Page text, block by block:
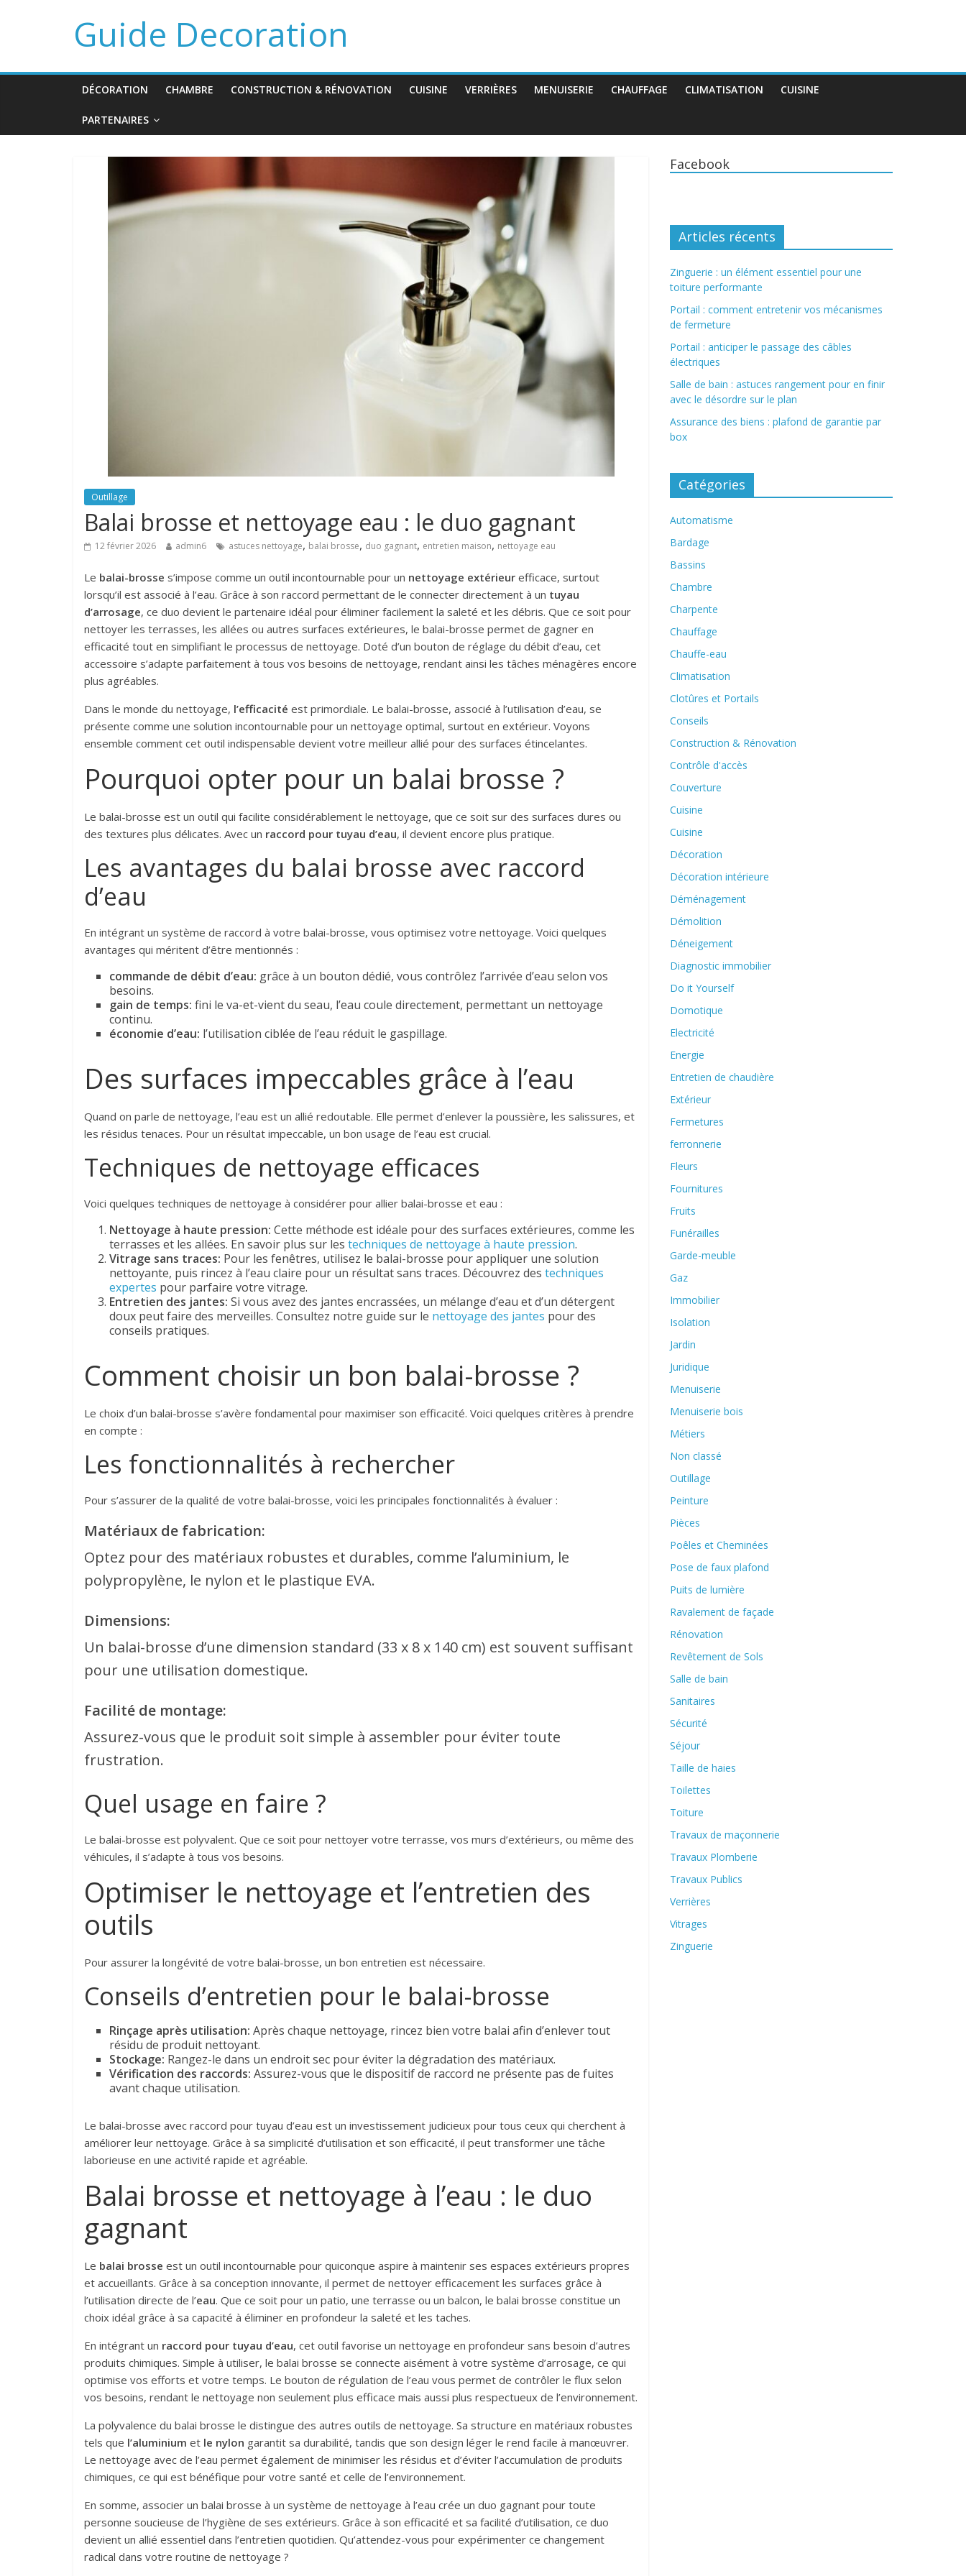
Guide Decoration
DÉCORATION CHAMBRE CONSTRUCTION & RÉNOVATION CUISINE VERRIÈRES MENUISERIE CHAUFFAGE CLIMATISATION CUISINE
PARTENAIRES
Outillage
Balai brosse et nettoyage eau : le duo gagnant
12 février 2026 admin6 astuces nettoyage, balai brosse, duo gagnant, entretien maison, nettoyage eau
Le balai-brosse s’impose comme un outil incontournable pour un nettoyage extérieur efficace, surtout
lorsqu’il est associé à l’eau. Grâce à son raccord permettant de le connecter directement à un tuyau
d’arrosage, ce duo devient le partenaire idéal pour éliminer facilement la saleté et les débris. Que ce soit pour
nettoyer les terrasses, les allées ou autres surfaces extérieures, le balai-brosse permet de gagner en
efficacité tout en simplifiant le processus de nettoyage. Doté d’un bouton de réglage du débit d’eau, cet
accessoire s’adapte parfaitement à tous vos besoins de nettoyage, rendant ainsi les tâches ménagères encore
plus agréables.
Dans le monde du nettoyage, l’efficacité est primordiale. Le balai-brosse, associé à l’utilisation d’eau, se
présente comme une solution incontournable pour un nettoyage optimal, surtout en extérieur. Voyons
ensemble comment cet outil indispensable devient votre meilleur allié pour des surfaces étincelantes.
Pourquoi opter pour un balai brosse ?
Le balai-brosse est un outil qui facilite considérablement le nettoyage, que ce soit sur des surfaces dures ou
des textures plus délicates. Avec un raccord pour tuyau d’eau, il devient encore plus pratique.
Les avantages du balai brosse avec raccord
d’eau
En intégrant un système de raccord à votre balai-brosse, vous optimisez votre nettoyage. Voici quelques
avantages qui méritent d’être mentionnés :
commande de débit d’eau: grâce à un bouton dédié, vous contrôlez l’arrivée d’eau selon vos
besoins.
gain de temps: fini le va-et-vient du seau, l’eau coule directement, permettant un nettoyage
continu.
économie d’eau: l’utilisation ciblée de l’eau réduit le gaspillage.
Des surfaces impeccables grâce à l’eau
Quand on parle de nettoyage, l’eau est un allié redoutable. Elle permet d’enlever la poussière, les salissures, et
les résidus tenaces. Pour un résultat impeccable, un bon usage de l’eau est crucial.
Techniques de nettoyage efficaces
Voici quelques techniques de nettoyage à considérer pour allier balai-brosse et eau :
Nettoyage à haute pression: Cette méthode est idéale pour des surfaces extérieures, comme les
terrasses et les allées. En savoir plus sur les techniques de nettoyage à haute pression.
Vitrage sans traces: Pour les fenêtres, utilisez le balai-brosse pour appliquer une solution
nettoyante, puis rincez à l’eau claire pour un résultat sans traces. Découvrez des techniques
expertes pour parfaire votre vitrage.
Entretien des jantes: Si vous avez des jantes encrassées, un mélange d’eau et d’un détergent
doux peut faire des merveilles. Consultez notre guide sur le nettoyage des jantes pour des
conseils pratiques.
Comment choisir un bon balai-brosse ?
Le choix d’un balai-brosse s’avère fondamental pour maximiser son efficacité. Voici quelques critères à prendre
en compte :
Les fonctionnalités à rechercher
Pour s’assurer de la qualité de votre balai-brosse, voici les principales fonctionnalités à évaluer :
Matériaux de fabrication:
Optez pour des matériaux robustes et durables, comme l’aluminium, le
polypropylène, le nylon et le plastique EVA.
Dimensions:
Un balai-brosse d’une dimension standard (33 x 8 x 140 cm) est souvent suffisant
pour une utilisation domestique.
Facilité de montage:
Assurez-vous que le produit soit simple à assembler pour éviter toute
frustration.
Quel usage en faire ?
Le balai-brosse est polyvalent. Que ce soit pour nettoyer votre terrasse, vos murs d’extérieurs, ou même des
véhicules, il s’adapte à tous vos besoins.
Optimiser le nettoyage et l’entretien des
outils
Pour assurer la longévité de votre balai-brosse, un bon entretien est nécessaire.
Conseils d’entretien pour le balai-brosse
Rinçage après utilisation: Après chaque nettoyage, rincez bien votre balai afin d’enlever tout
résidu de produit nettoyant.
Stockage: Rangez-le dans un endroit sec pour éviter la dégradation des matériaux.
Vérification des raccords: Assurez-vous que le dispositif de raccord ne présente pas de fuites
avant chaque utilisation.
Le balai-brosse avec raccord pour tuyau d’eau est un investissement judicieux pour tous ceux qui cherchent à
améliorer leur nettoyage. Grâce à sa simplicité d’utilisation et son efficacité, il peut transformer une tâche
laborieuse en une activité rapide et agréable.
Balai brosse et nettoyage à l’eau : le duo
gagnant
Le balai brosse est un outil incontournable pour quiconque aspire à maintenir ses espaces extérieurs propres
et accueillants. Grâce à sa conception innovante, il permet de nettoyer efficacement les surfaces grâce à
l’utilisation directe de l’eau. Que ce soit pour un patio, une terrasse ou un balcon, le balai brosse constitue un
choix idéal grâce à sa capacité à éliminer en profondeur la saleté et les taches.
En intégrant un raccord pour tuyau d’eau, cet outil favorise un nettoyage en profondeur sans besoin d’autres
produits chimiques. Simple à utiliser, le balai brosse se connecte aisément à votre système d’arrosage, ce qui
optimise vos efforts et votre temps. Le bouton de régulation de l’eau vous permet de contrôler le flux selon
vos besoins, rendant le nettoyage non seulement plus efficace mais aussi plus respectueux de l’environnement.
La polyvalence du balai brosse le distingue des autres outils de nettoyage. Sa structure en matériaux robustes
tels que l’aluminium et le nylon garantit sa durabilité, tandis que son design léger le rend facile à manœuvrer.
Le nettoyage avec de l’eau permet également de minimiser les résidus et d’éviter l’accumulation de produits
chimiques, ce qui est bénéfique pour votre santé et celle de l’environnement.
En somme, associer un balai brosse à un système de nettoyage à l’eau crée un duo gagnant pour toute
personne soucieuse de l’hygiène de ses extérieurs. Grâce à son efficacité et sa facilité d’utilisation, ce duo
devient un allié essentiel dans l’entretien quotidien. Qu’attendez-vous pour expérimenter ce changement
radical dans votre routine de nettoyage ?
Facebook
Articles récents
Zinguerie : un élément essentiel pour une
toiture performante
Portail : comment entretenir vos mécanismes
de fermeture
Portail : anticiper le passage des câbles
électriques
Salle de bain : astuces rangement pour en finir
avec le désordre sur le plan
Assurance des biens : plafond de garantie par
box
Catégories
Automatisme
Bardage
Bassins
Chambre
Charpente
Chauffage
Chauffe-eau
Climatisation
Clotûres et Portails
Conseils
Construction & Rénovation
Contrôle d'accès
Couverture
Cuisine
Cuisine
Décoration
Décoration intérieure
Déménagement
Démolition
Déneigement
Diagnostic immobilier
Do it Yourself
Domotique
Electricité
Energie
Entretien de chaudière
Extérieur
Fermetures
ferronnerie
Fleurs
Fournitures
Fruits
Funérailles
Garde-meuble
Gaz
Immobilier
Isolation
Jardin
Juridique
Menuiserie
Menuiserie bois
Métiers
Non classé
Outillage
Peinture
Pièces
Poêles et Cheminées
Pose de faux plafond
Puits de lumière
Ravalement de façade
Rénovation
Revêtement de Sols
Salle de bain
Sanitaires
Sécurité
Séjour
Taille de haies
Toilettes
Toiture
Travaux de maçonnerie
Travaux Plomberie
Travaux Publics
Verrières
Vitrages
Zinguerie